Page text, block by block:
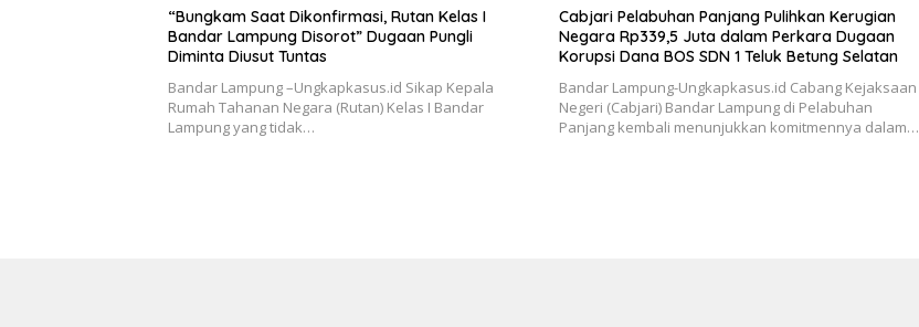
“Bungkam Saat Dikonfirmasi, Rutan Kelas I
Bandar Lampung Disorot” Dugaan Pungli
Diminta Diusut Tuntas
Bandar Lampung –Ungkapkasus.id Sikap Kepala
Rumah Tahanan Negara (Rutan) Kelas I Bandar
Lampung yang tidak…
Cabjari Pelabuhan Panjang Pulihkan Kerugian
Negara Rp339,5 Juta dalam Perkara Dugaan
Korupsi Dana BOS SDN 1 Teluk Betung Selatan
Bandar Lampung-Ungkapkasus.id Cabang Kejaksaan
Negeri (Cabjari) Bandar Lampung di Pelabuhan
Panjang kembali menunjukkan komitmennya dalam…